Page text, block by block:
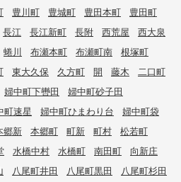
豊川町 豊城町 豊田本町
豊田町
長江 長江新町 長附 西荒屋
西大泉
蜷川 布瀬本町 布瀬町南
根塚町
東大久保 久方町 開 藤木
二口町
婦中町下轡田
婦中町砂子田
町速星 婦中町ひまわり台
婦中町袋
郷新 本郷町 町新 町村
松若町
水橋中村 水橋町 南田町
向新庄
八尾町井田 八尾町黒田
八尾町杉田